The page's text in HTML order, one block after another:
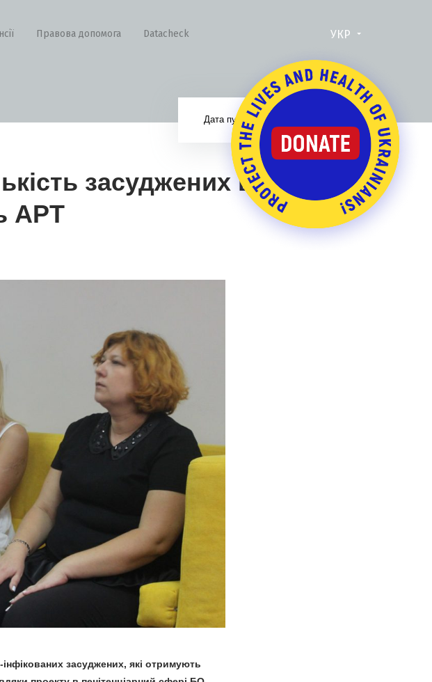
Правова допомога Datacheck УКР
Дата публікації:
засуджених що
АРТ
засуджених, які отримують